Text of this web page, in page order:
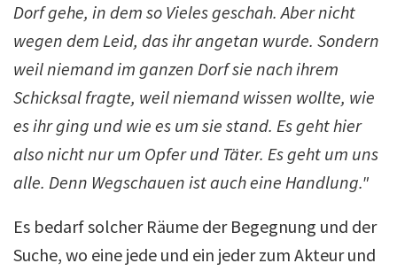
Dorf gehe, in dem so Vieles geschah. Aber nicht
wegen dem Leid, das ihr angetan wurde. Sondern
weil niemand im ganzen Dorf sie nach ihrem
Schicksal fragte, weil niemand wissen wollte, wie
es ihr ging und wie es um sie stand. Es geht hier
also nicht nur um Opfer und Täter. Es geht um uns
alle. Denn Wegschauen ist auch eine Handlung."
Es bedarf solcher Räume der Begegnung und der
Suche, wo eine jede und ein jeder zum Akteur und